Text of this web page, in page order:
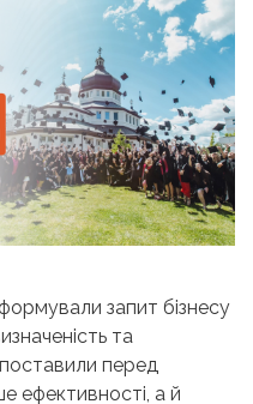
запит бізнесу
та
поставили перед
ефективності, а й